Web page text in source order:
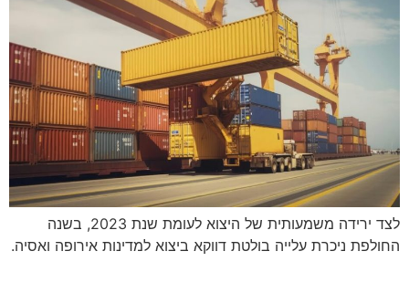
לצד ירידה משמעותית של היצוא לעומת שנת 2023, בשנה
החולפת ניכרת עלייה בולטת דווקא ביצוא למדינות אירופה ואסיה.